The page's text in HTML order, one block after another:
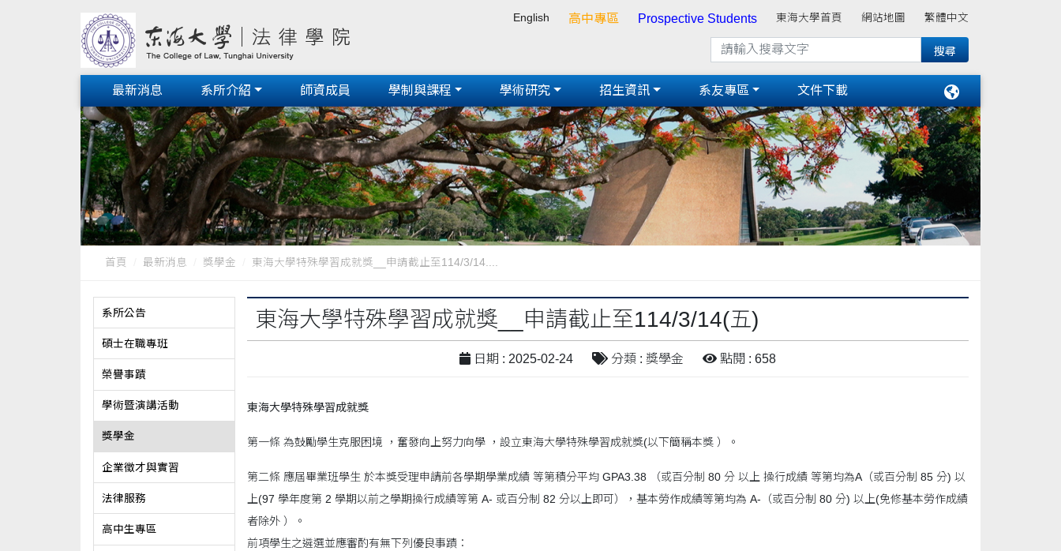
English 高中專區 Prospective Students 東海大學首頁 網站地圖 繁體中文
最新消息 系所介紹 師資成員 學制與課程 學術研究 招生資訊 系友專區 文件下載
首頁 最新消息 獎學金 東海大學特殊學習成就獎__申請截止至114/3/14....
系所公告
碩士在職專班
榮譽事蹟
學術暨演講活動
獎學金
企業徵才與實習
法律服務
高中生專區
東海大學特殊學習成就獎__申請截止至114/3/14(五)
日期 : 2025-02-24 分類 : 獎學金 點閱 : 658
東海大學特殊學習成就獎
第一條 為鼓勵學生克服困境 ，奮發向上努力向學 ，設立東海大學特殊學習成就獎(以下簡稱本獎 ）。
第二條 應屆畢業班學生 於本獎受理申請前各學期學業成績 等第積分平均 GPA3.38 （或百分制 80 分 以上 操行成績 等第均為A（或百分制 85 分) 以
上(97 學年度第 2 學期以前之學期操行成績等第 A- 或百分制 82 分以上即可），基本勞作成績等第均為 A-（或百分制 80 分) 以上(免修基本勞作成績
者除外 ）。
前項學生之遴選並應審酌有無下列優良事蹟：